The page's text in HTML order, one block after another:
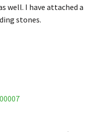
well. I have attached a
stones.